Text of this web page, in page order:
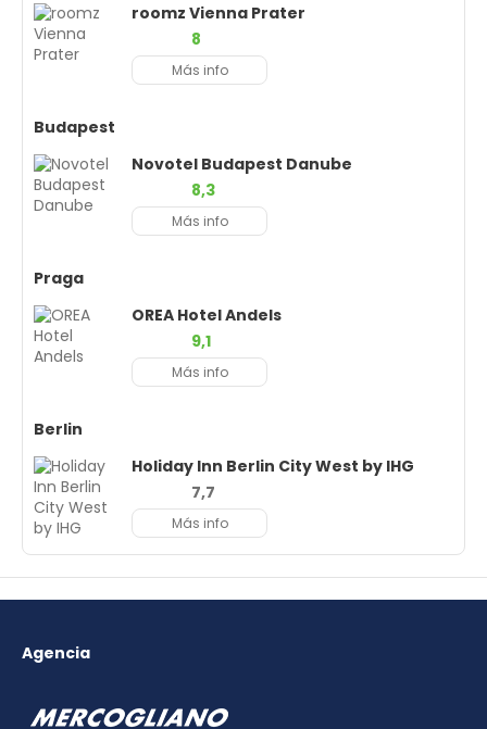
roomz Vienna Prater
8
Más info
Budapest
Novotel Budapest Danube
8,3
Más info
Praga
OREA Hotel Andels
9,1
Más info
Berlin
Holiday Inn Berlin City West by IHG
7,7
Más info
Agencia